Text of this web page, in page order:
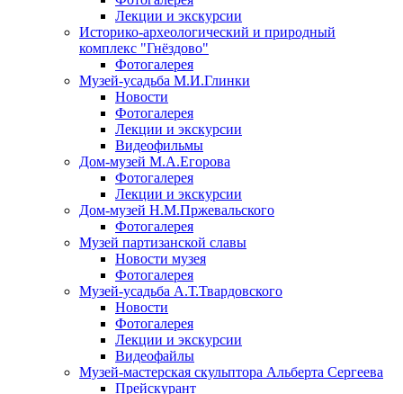
Лекции и экскурсии
Историко-археологический и природный
комплекс "Гнёздово"
Фотогалерея
Музей-усадьба М.И.Глинки
Новости
Фотогалерея
Лекции и экскурсии
Видеофильмы
Дом-музей М.А.Егорова
Фотогалерея
Лекции и экскурсии
Дом-музей Н.М.Пржевальского
Фотогалерея
Музей партизанской славы
Новости музея
Фотогалерея
Музей-усадьба А.Т.Твардовского
Новости
Фотогалерея
Лекции и экскурсии
Видеофайлы
Музей-мастерская скульптора Альберта Сергеева
Прейскурант